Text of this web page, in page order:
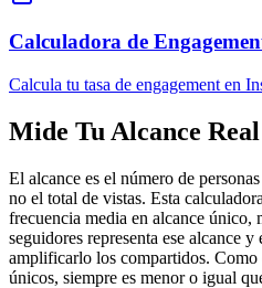
Calculadora de
Calcula tu tasa de engagement en
Mide Tu Alcance Real
El alcance es el número de
no el total de vistas. Esta
frecuencia media en alcance único,
seguidores representa ese alcance y
amplificarlo los compartidos. Como
únicos, siempre es menor o igual